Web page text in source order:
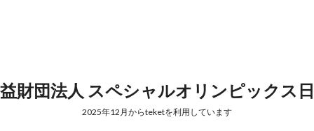
財団法人 スペシャルオリンピックス
2025年12月からteketを利用しています